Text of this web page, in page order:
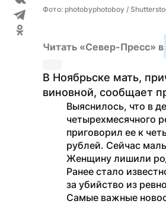
Фото: photobyphotoboy /
Читать «Север-Пресс» в
В Ноябрьске мать,
виновной, сообщает
Выяснилось, что в
четырехмесячного
приговорил ее к
рублей. Сейчас
Женщину лишили
Ранее стало
за убийство из
Самые важные